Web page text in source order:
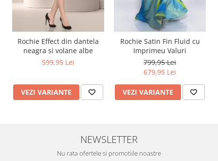
Rochie Effect din dantela
neagra si volane albe
599,95 Lei
VEZI VARIANTE
Rochie Satin Fin Fluid cu
Imprimeu Valuri
799,95 Lei
679,95 Lei
VEZI VARIANTE
NEWSLETTER
Nu rata ofertele si promotiile noastre